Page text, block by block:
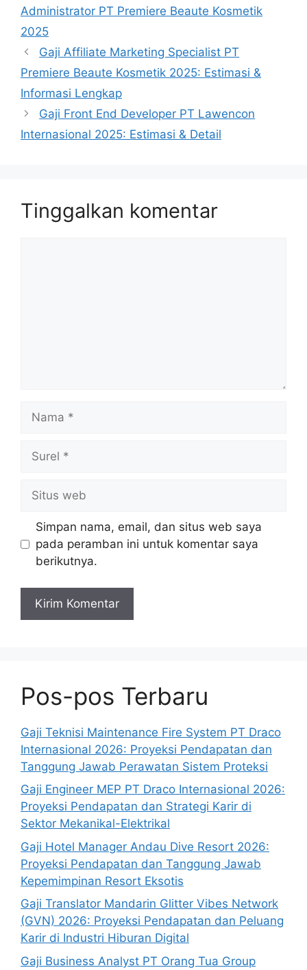
Administrator PT Premiere Beaute Kosmetik
2025
Gaji Affiliate Marketing Specialist PT
Premiere Beaute Kosmetik 2025: Estimasi &
Informasi Lengkap
Gaji Front End Developer PT Lawencon
Internasional 2025: Estimasi & Detail
Tinggalkan komentar
Nama
Surel
Situs
web
Simpan nama, email, dan situs web saya
pada peramban ini untuk komentar saya
berikutnya.
Pos-pos Terbaru
Gaji Teknisi Maintenance Fire System PT Draco
Internasional 2026: Proyeksi Pendapatan dan
Tanggung Jawab Perawatan Sistem Proteksi
Gaji Engineer MEP PT Draco Internasional 2026:
Proyeksi Pendapatan dan Strategi Karir di
Sektor Mekanikal-Elektrikal
Gaji Hotel Manager Andau Dive Resort 2026:
Proyeksi Pendapatan dan Tanggung Jawab
Kepemimpinan Resort Eksotis
Gaji Translator Mandarin Glitter Vibes Network
(GVN) 2026: Proyeksi Pendapatan dan Peluang
Karir di Industri Hiburan Digital
Gaji Business Analyst PT Orang Tua Group